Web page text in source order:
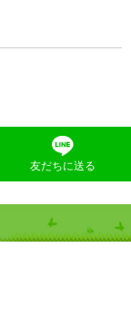
友だちに送る